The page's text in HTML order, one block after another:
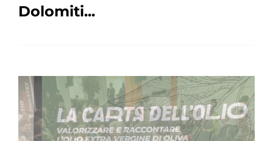
Dolomiti...